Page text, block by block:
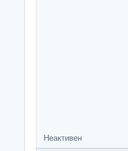
Неактивен